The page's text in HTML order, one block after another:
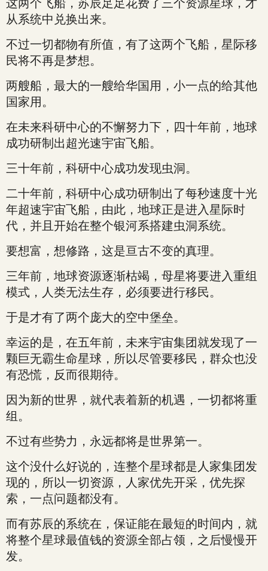
这两个飞船，苏辰足足花费了三个资源星球，才
从系统中兑换出来。
不过一切都物有所值，有了这两个飞船，星际移
民将不再是梦想。
两艘船，最大的一艘给华国用，小一点的给其他
国家用。
在未来科研中心的不懈努力下，四十年前，地球
成功研制出超光速宇宙飞船。
三十年前，科研中心成功发现虫洞。
二十年前，科研中心成功研制出了每秒速度十光
年超速宇宙飞船，由此，地球正是进入星际时
代，并且开始在整个银河系搭建虫洞系统。
要想富，想修路，这是亘古不变的真理。
三年前，地球资源逐渐枯竭，母星将要进入重组
模式，人类无法生存，必须要进行移民。
于是才有了两个庞大的空中堡垒。
幸运的是，在五年前，未来宇宙集团就发现了一
颗巨无霸生命星球，所以尽管要移民，群众也没
有恐慌，反而很期待。
因为新的世界，就代表着新的机遇，一切都将重
组。
不过有些势力，永远都将是世界第一。
这个没什么好说的，连整个星球都是人家集团发
现的，所以一切资源，人家优先开采，优先探
索，一点问题都没有。
而有苏辰的系统在，保证能在最短的时间内，就
将整个星球最值钱的资源全部占领，之后慢慢开
发。